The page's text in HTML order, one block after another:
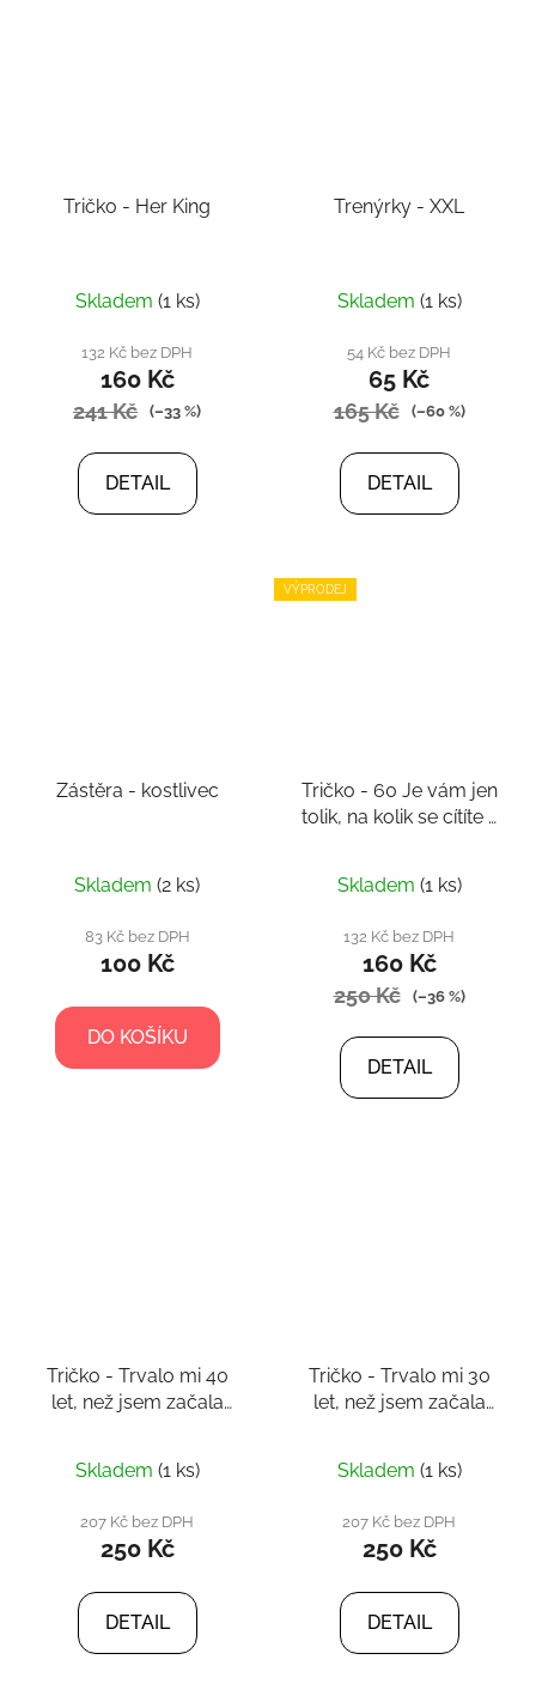
Tričko - Her King
Skladem (1 ks)
132 Kč bez DPH
160 Kč
241 Kč (–33 %)
DETAIL
Trenýrky - XXL
Skladem (1 ks)
54 Kč bez DPH
65 Kč
165 Kč (–60 %)
DETAIL
Zástěra - kostlivec
Skladem (2 ks)
83 Kč bez DPH
100 Kč
DO KOŠÍKU
VÝPRODEJ
Tričko - 60 Je vám jen
tolik, na kolik se cítíte -
Skladem (1 ks)
132 Kč bez DPH
160 Kč
250 Kč (–36 %)
DETAIL
Tričko - Trvalo mi 40
let, než jsem začala
Skladem (1 ks)
207 Kč bez DPH
250 Kč
DETAIL
Tričko - Trvalo mi 30
let, než jsem začala
Skladem (1 ks)
207 Kč bez DPH
250 Kč
DETAIL